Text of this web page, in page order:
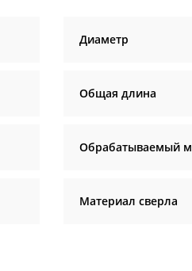
Диаметр
Общая длина
Обрабатываемый
Материал сверла